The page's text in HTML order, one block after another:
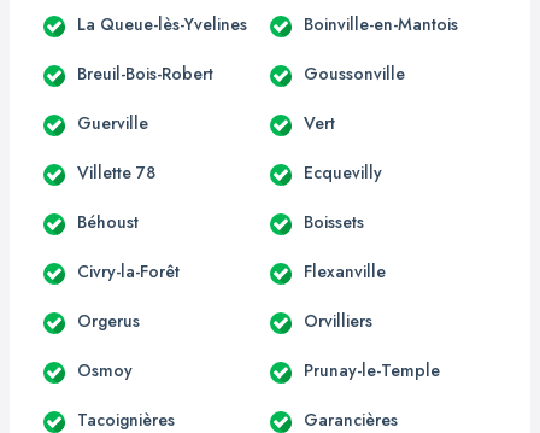
La Queue-lès-Yvelines Boinville-en-Mantois
Breuil-Bois-Robert Goussonville
Guerville Vert
Villette 78 Ecquevilly
Béhoust Boissets
Civry-la-Forêt Flexanville
Orgerus Orvilliers
Osmoy Prunay-le-Temple
Tacoignières Garancières